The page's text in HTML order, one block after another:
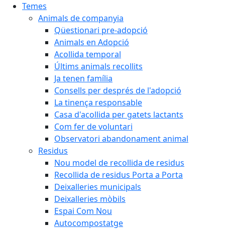
Temes
Animals de companyia
Qüestionari pre-adopció
Animals en Adopció
Acollida temporal
Últims animals recollits
Ja tenen família
Consells per després de l'adopció
La tinença responsable
Casa d'acollida per gatets lactants
Com fer de voluntari
Observatori abandonament animal
Residus
Nou model de recollida de residus
Recollida de residus Porta a Porta
Deixalleries municipals
Deixalleries mòbils
Espai Com Nou
Autocompostatge